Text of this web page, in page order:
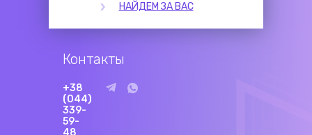
НАЙДЕМ ЗА ВАС
Контакты
+38
(044)
339-
59-
48